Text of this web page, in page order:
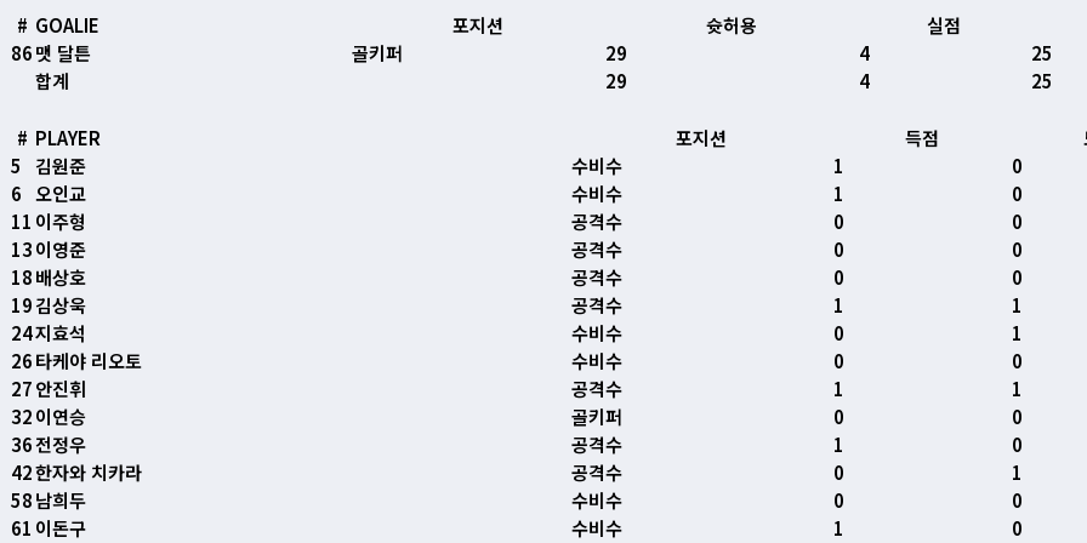
# GOALIE 포지션 슛허용
실점
86맷 달튼 골키퍼 29 4
25
합계
29 4 25
# PLAYER 포지션 득점
5
김원준 수비수 1
0
6 오인교 수비수 1
0
11 이주형 공격수 0
0
13이영준 공격수 0
0
18배상호 공격수 0
0
19김상욱 공격수 1
1
24지효석 수비수 0
1
26타케야 리오토 수비수 0
0
27안진휘 공격수 1
1
32이연승 골키퍼 0
0
36전정우 공격수 1
0
42한자와 치카라 공격수 0
1
58남희두 수비수 0
0
61 이돈구 수비수 1
0